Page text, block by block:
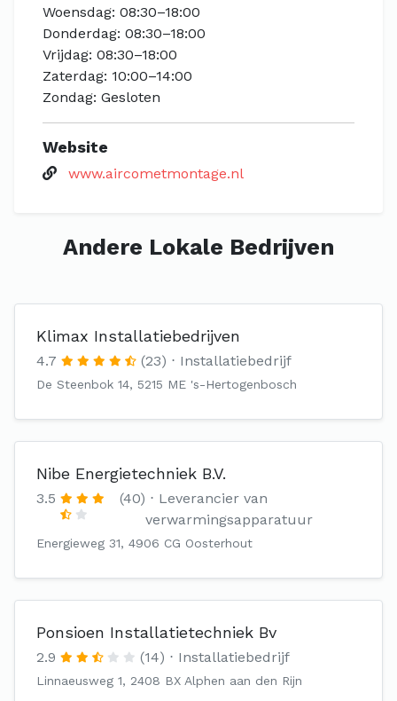
Woensdag: 08:30–18:00
Donderdag: 08:30–18:00
Vrijdag: 08:30–18:00
Zaterdag: 10:00–14:00
Zondag: Gesloten
Website
www.aircometmontage.nl
Andere Lokale Bedrijven
Klimax Installatiebedrijven
4.7 (23) Installatiebedrijf
De Steenbok 14, 5215 ME 's-Hertogenbosch
Nibe Energietechniek B.V.
3.5 (40)
Leverancier van
verwarmingsapparatuur
Energieweg 31, 4906 CG Oosterhout
Ponsioen Installatietechniek Bv
2.9 (14) Installatiebedrijf
Linnaeusweg 1, 2408 BX Alphen aan den Rijn